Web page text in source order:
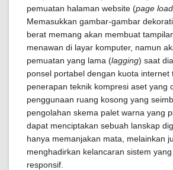
pemuatan halaman website (page
Memasukkan gambar-gambar
berat memang akan membuat
menawan di layar komputer, namun
pemuatan yang lama (lagging) saat
ponsel portabel dengan kuota internet
penerapan teknik kompresi aset yang
penggunaan ruang kosong yang
pengolahan skema palet warna yang
dapat menciptakan sebuah lanskap
hanya memanjakan mata, melainkan
menghadirkan kelancaran sistem
responsif.